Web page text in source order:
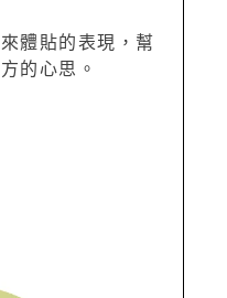
體貼的表現，幫
的心思。